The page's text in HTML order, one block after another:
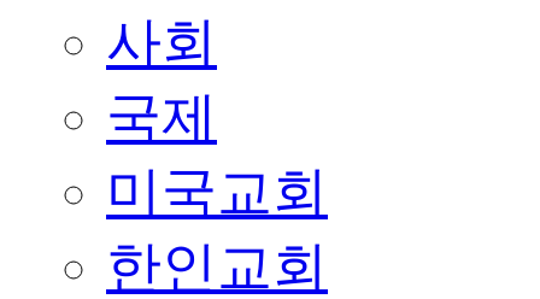
사회
국제
미국교회
한인교회